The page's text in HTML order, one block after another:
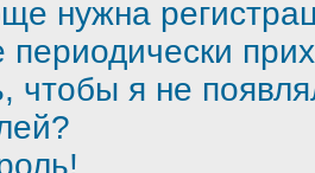
нужна
чтобы я не